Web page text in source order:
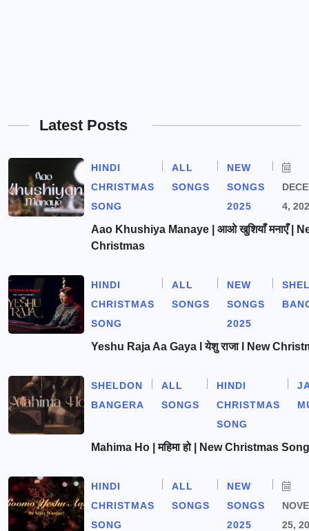
Latest Posts
HINDI
CHRISTMAS
SONG
ALL
SONGS
NEW
SONGS
2025
4,
Aao Khushiya Manaye | आओ खुशियाँ मनाएँ |
Christmas
HINDI
CHRISTMAS
SONG
ALL
SONGS
NEW
SONGS
2025
Yeshu Raja Aa Gaya l येशु राजा l New
SHELDON
BANGERA
ALL
SONGS
HINDI
CHRISTMAS
SONG
Mahima Ho | महिमा हो | New Christmas Song
HINDI
CHRISTMAS
SONG
ALL
SONGS
NEW
SONGS
2025
25,